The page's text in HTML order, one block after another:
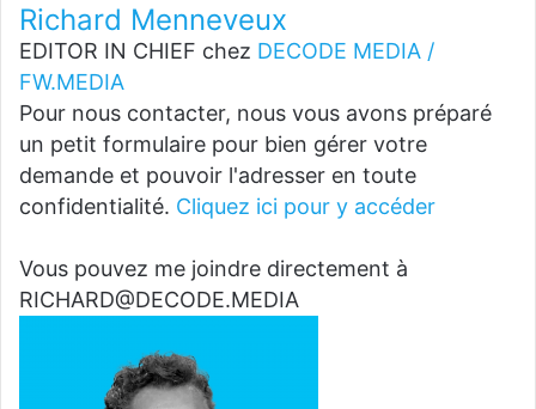
Richard Menneveux
EDITOR IN CHIEF chez DECODE MEDIA /
FW.MEDIA
Pour nous contacter, nous vous avons préparé
un petit formulaire pour bien gérer votre
demande et pouvoir l'adresser en toute
confidentialité. Cliquez ici pour y accéder
Vous pouvez me joindre directement à
RICHARD@DECODE.MEDIA